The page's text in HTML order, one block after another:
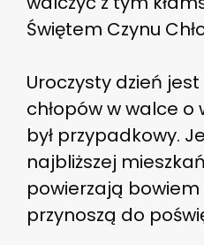
Świętem Czynu
Uroczysty dzień
chłopów w walce
był przypadkowy.
najbliższej
powierzają
przynoszą do